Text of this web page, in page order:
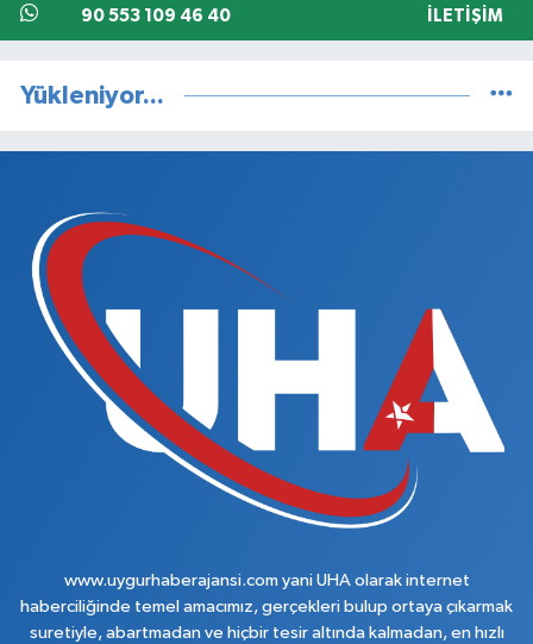
90 553 109 46 40 İLETIŞIM
Yükleniyor...
www.uygurhaberajansi.com yani UHA olarak internet
haberciliğinde temel amacımız, gerçekleri bulup ortaya çıkarmak
suretiyle, abartmadan ve hiçbir tesir altında kalmadan, en hızlı